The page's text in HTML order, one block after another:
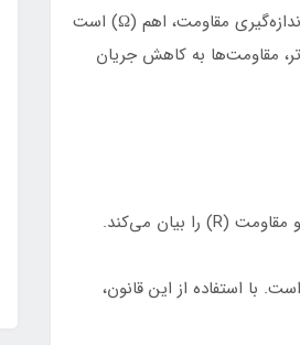
ها قطعات الکترونیکی هستند که جریان الکتریکی را محدود می‌کنند. واحد اندازه‌گیری مقاومت، اهم (Ω) است
مقاومت‌ها به کاهش جریان
با استفاده از این قانون،